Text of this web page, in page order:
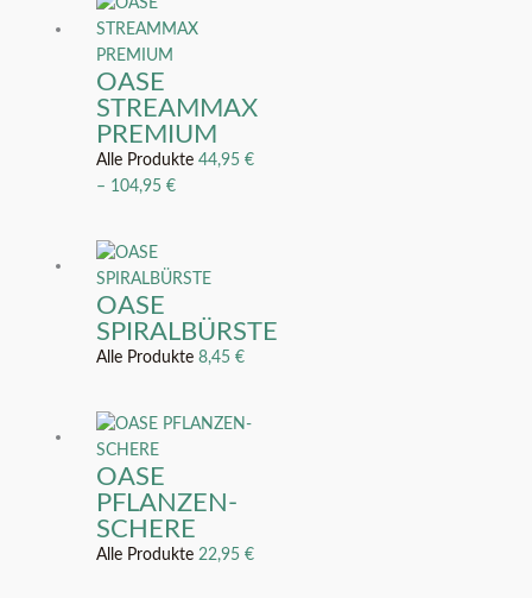
OASE
STREAMMAX
PREMIUM
Alle Produkte44,95€
– 104,95€
OASE
SPIRALBÜRSTE
Alle Produkte8,45€
OASE
PFLANZEN-
SCHERE
Alle Produkte22,95€